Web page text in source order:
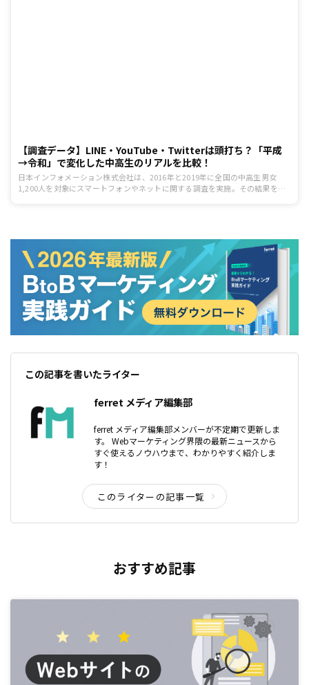
【調査データ】LINE・YouTube・Twitterは頭打ち？「平成
→令和」で変化した中高生のリアルを比較！
日本インフォメーション株式会社は、2016年と2019年に全国の中高生男女
1,200人を対象にスマートフォンやネットに関する調査を実施。その結果を時
この記事を書いたライター
ferret メディア編集部
ferret メディア編集部メンバーが不定期で更新しま
す。 Webマーケティング界隈の最新ニュースから
すぐ使えるノウハウまで、わかりやすく紹介しま
す！
このライターの記事一覧
おすすめ記事